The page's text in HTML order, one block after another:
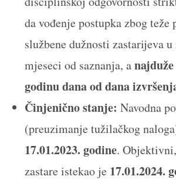
da vođenje postupka zbog teže
službene dužnosti zastarijeva
mjeseci od saznanja, a
godinu dana od dana
Činjenično stanje: Navodna
(preuzimanje tužilačkog
17.01.2023. godine.
zastare istekao je 17.01.2024.